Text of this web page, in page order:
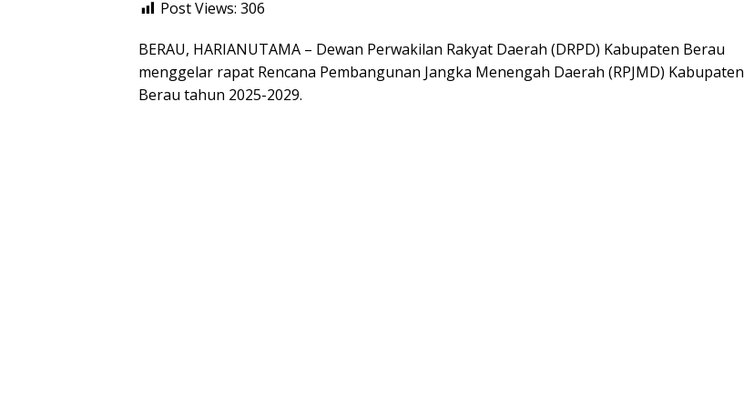
Post Views: 306
BERAU, HARIANUTAMA – Dewan Perwakilan Rakyat Daerah (DRPD) Kabupaten Berau
menggelar rapat Rencana Pembangunan Jangka Menengah Daerah (RPJMD) Kabupaten
Berau tahun 2025-2029.